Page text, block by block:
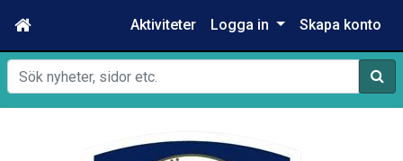
Aktiviteter Logga in Skapa konto
Sök